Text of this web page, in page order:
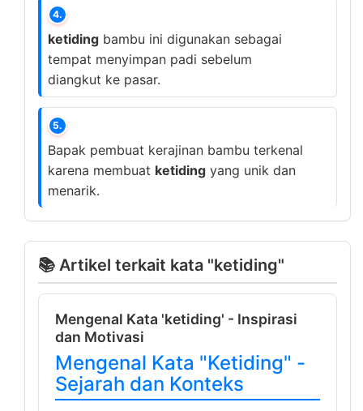
4.
ketiding bambu ini digunakan sebagai
tempat menyimpan padi sebelum
diangkut ke pasar.
5.
Bapak pembuat kerajinan bambu terkenal
karena membuat ketiding yang unik dan
menarik.
📚 Artikel terkait kata "ketiding"
Mengenal Kata 'ketiding' - Inspirasi
dan Motivasi
Mengenal Kata "Ketiding" -
Sejarah dan Konteks